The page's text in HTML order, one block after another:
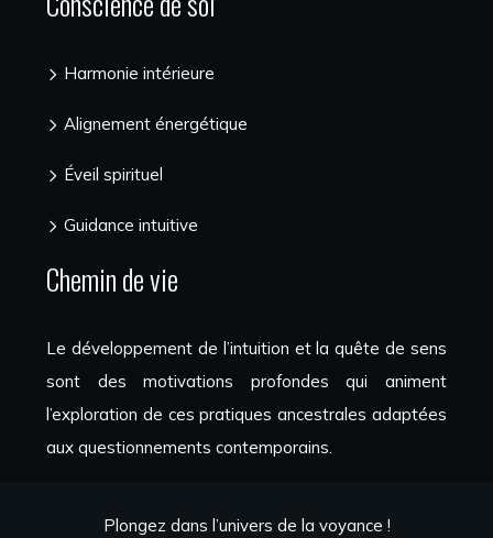
Harmonie intérieure
Alignement énergétique
Éveil spirituel
Guidance intuitive
Chemin de vie
Le développement de l’intuition et la quête de sens
sont des motivations profondes qui animent
l’exploration de ces pratiques ancestrales adaptées
aux questionnements contemporains.
Plongez dans l’univers de la voyance !